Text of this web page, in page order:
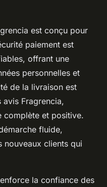
est conçu pour
paiement est
offrant une
personnelles et
de la livraison est
avis Fragrencia,
complète et positive.
fluide,
nouveaux clients qui
la confiance des